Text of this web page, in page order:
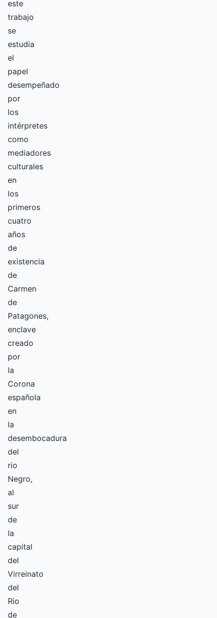
este
trabajo
se
estudia
el
papel
desempeñado
por
los
intérpretes
como
mediadores
culturales
en
los
primeros
cuatro
años
de
existencia
de
Carmen
de
Patagones,
enclave
creado
por
la
Corona
española
en
la
desembocadura
del
rio
Negro,
al
sur
de
la
capital
del
Virreinato
del
Rio
de